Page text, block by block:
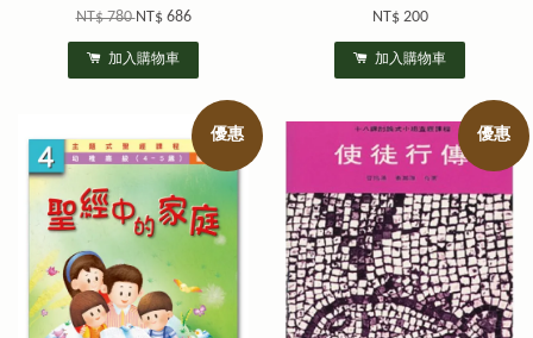
NT$ 780NT$ 686
加入購物車
NT$ 200
加入購物車
優惠 優惠